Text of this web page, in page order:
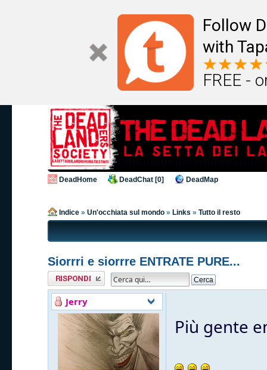
Follow
with
FREE -
DeadHome DeadChat [0] DeadMap
Indice » Un'occhiata sul mondo » Links » Tutto il resto
Siorrri e siorrre ENTRATE PURE...
Rispondi al
messaggio
Jerry
Più gente